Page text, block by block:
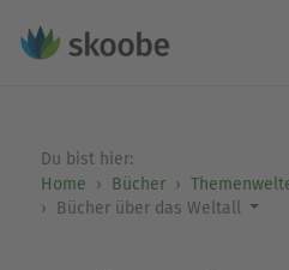
Du bist hier:
Home
Bücher
Bücher über das Weltall